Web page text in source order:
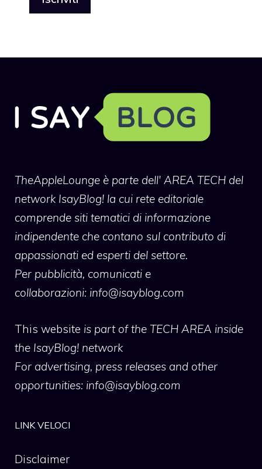
TheAppleLounge è parte dell' AREA TECH del
network IsayBlog! la cui rete editoriale
comprende siti tematici di informazione
indipendente che contano sul contributo di
appassionati ed esperti del settore.
Per pubblicità, comunicati e
collaborazioni: info@isayblog.com
This website is part of the TECH AREA inside
the IsayBlog! network
For advertising, press releases and other
opportunities: info@isayblog.com
LINK VELOCI
Disclaimer